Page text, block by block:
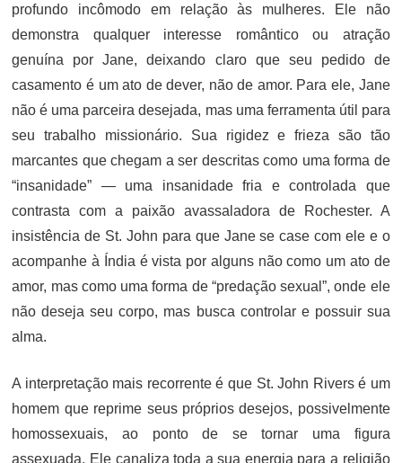
profundo incômodo em relação às mulheres. Ele não
demonstra qualquer interesse romântico ou atração
genuína por Jane, deixando claro que seu pedido de
casamento é um ato de dever, não de amor. Para ele, Jane
não é uma parceira desejada, mas uma ferramenta útil para
seu trabalho missionário. Sua rigidez e frieza são tão
marcantes que chegam a ser descritas como uma forma de
“insanidade” — uma insanidade fria e controlada que
contrasta com a paixão avassaladora de Rochester. A
insistência de St. John para que Jane se case com ele e o
acompanhe à Índia é vista por alguns não como um ato de
amor, mas como uma forma de “predação sexual”, onde ele
não deseja seu corpo, mas busca controlar e possuir sua
alma.
A interpretação mais recorrente é que St. John Rivers é um
homem que reprime seus próprios desejos, possivelmente
homossexuais, ao ponto de se tornar uma figura
assexuada. Ele canaliza toda a sua energia para a religião